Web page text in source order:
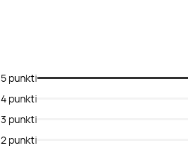
5 punkti
4 punkti
3 punkti
2 punkti